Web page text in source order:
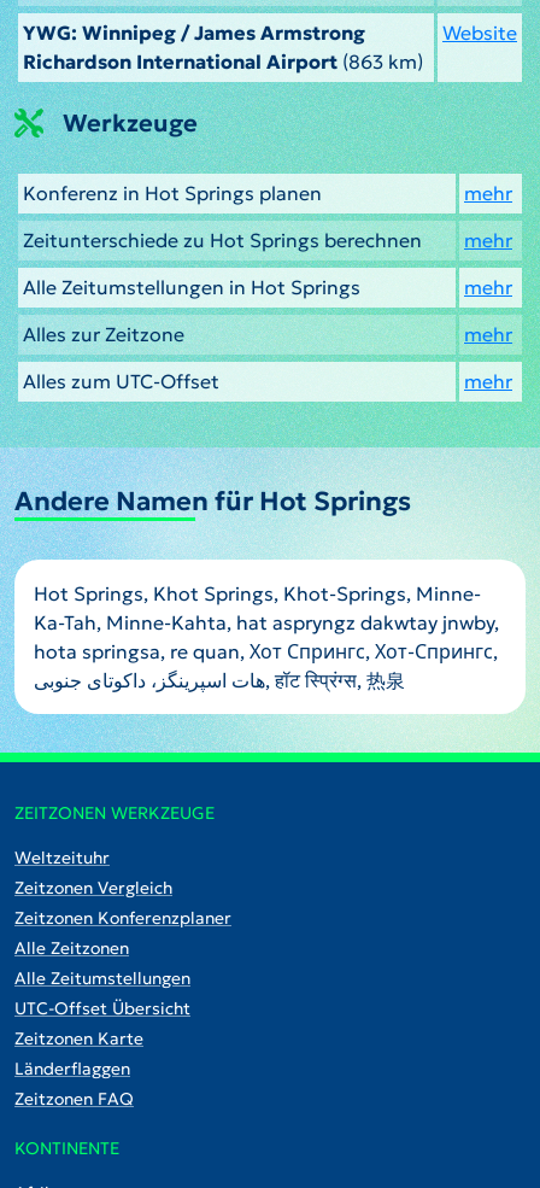
YWG: Winnipeg / James Armstrong
Richardson International Airport (863 km)
Website
Werkzeuge
Konferenz in Hot Springs planen
mehr
Zeitunterschiede zu Hot Springs berechnen
mehr
Alle Zeitumstellungen in Hot Springs
mehr
Alles zur Zeitzone
mehr
Alles zum UTC-Offset
mehr
Andere Namen für Hot Springs
Hot Springs, Khot Springs, Khot-Springs, Minne-
Ka-Tah, Minne-Kahta, hat aspryngz dakwtay jnwby,
hota springsa, re quan, Хот Спрингс, Хот-Спрингс,
هات اسپرینگز، داکوتای جنوبی, हॉट स्प्रिंग्स, 热泉
ZEITZONEN WERKZEUGE
Weltzeituhr
Zeitzonen Vergleich
Zeitzonen Konferenzplaner
Alle Zeitzonen
Alle Zeitumstellungen
UTC-Offset Übersicht
Zeitzonen Karte
Länderflaggen
Zeitzonen FAQ
KONTINENTE